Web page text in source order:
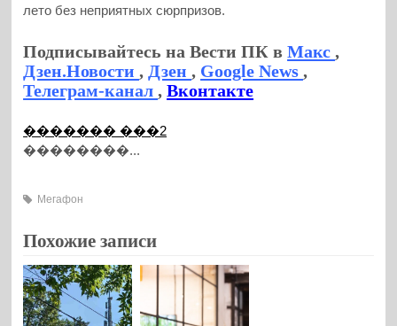
лето без неприятных сюрпризов.
Подписывайтесь на Вести ПК вМакс,
Дзен.Новости, Дзен, Google News,
Телеграм-канал,Вконтакте
������� ���2
��������...
Мегафон
Похожие записи